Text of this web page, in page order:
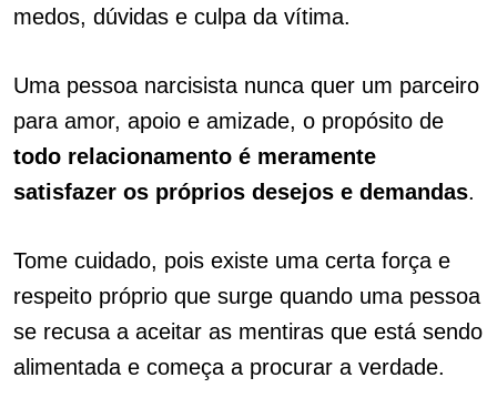
medos, dúvidas e culpa da vítima.
Uma pessoa narcisista nunca quer um parceiro
para amor, apoio e amizade, o propósito de
todo relacionamento é meramente
satisfazer os próprios desejos e demandas.
Tome cuidado, pois existe uma certa força e
respeito próprio que surge quando uma pessoa
se recusa a aceitar as mentiras que está sendo
alimentada e começa a procurar a verdade.